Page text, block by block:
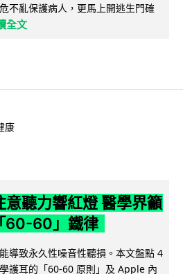
不亂保護病人，更馬上開逃生門確
全文
康
聽力響紅燈 醫學界籲
60-60」鐵律
導致永久性噪音性聽損。本文盤點 4
護耳的「60-60 原則」及 Apple 內